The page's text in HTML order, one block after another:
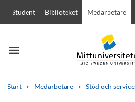
Student Biblioteket Medarbetare
menu
Meny
Start Medarbetare Stöd och service